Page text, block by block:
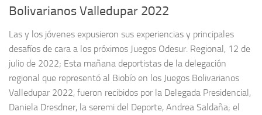
Bolivarianos Valledupar 2022
Las y los jóvenes expusieron sus experiencias y principales
desafíos de cara a los próximos Juegos Odesur. Regional, 12 de
julio de 2022; Esta mañana deportistas de la delegación
regional que representó al Biobío en los Juegos Bolivarianos
Valledupar 2022, fueron recibidos por la Delegada Presidencial,
Daniela Dresdner, la seremi del Deporte, Andrea Saldaña; el